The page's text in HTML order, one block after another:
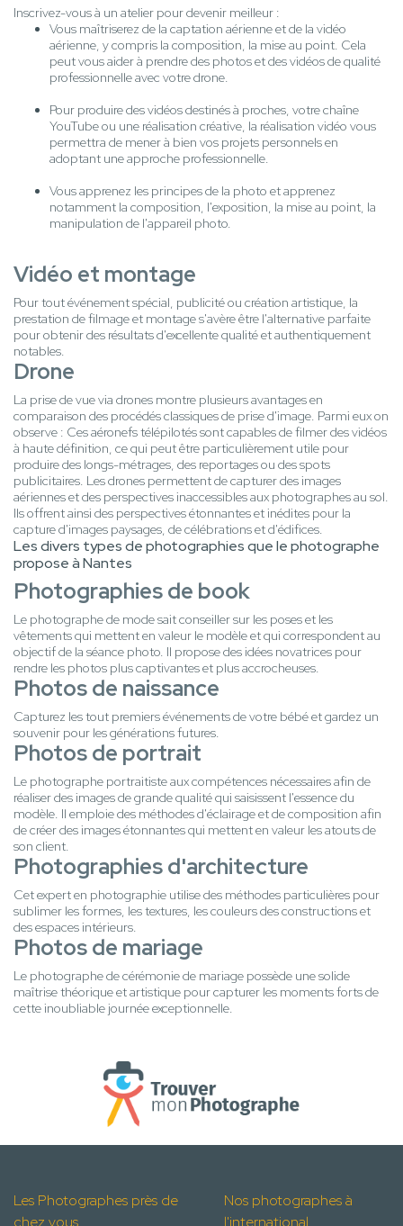
Inscrivez-vous à un atelier pour devenir meilleur :
Vous maîtriserez de la captation aérienne et de la vidéo
aérienne, y compris la composition, la mise au point. Cela
peut vous aider à prendre des photos et des vidéos de qualité
professionnelle avec votre drone.
Pour produire des vidéos destinés à proches, votre chaîne
YouTube ou une réalisation créative, la réalisation vidéo vous
permettra de mener à bien vos projets personnels en
adoptant une approche professionnelle.
Vous apprenez les principes de la photo et apprenez
notamment la composition, l'exposition, la mise au point, la
manipulation de l'appareil photo.
Vidéo et montage
Pour tout événement spécial, publicité ou création artistique, la
prestation de filmage et montage s'avère être l'alternative parfaite
pour obtenir des résultats d'excellente qualité et authentiquement
notables.
Drone
La prise de vue via drones montre plusieurs avantages en
comparaison des procédés classiques de prise d'image. Parmi eux on
observe : Ces aéronefs télépilotés sont capables de filmer des vidéos
à haute définition, ce qui peut être particulièrement utile pour
produire des longs-métrages, des reportages ou des spots
publicitaires. Les drones permettent de capturer des images
aériennes et des perspectives inaccessibles aux photographes au sol.
Ils offrent ainsi des perspectives étonnantes et inédites pour la
capture d'images paysages, de célébrations et d'édifices.
Les divers types de photographies que le photographe
propose à Nantes
Photographies de book
Le photographe de mode sait conseiller sur les poses et les
vêtements qui mettent en valeur le modèle et qui correspondent au
objectif de la séance photo. Il propose des idées novatrices pour
rendre les photos plus captivantes et plus accrocheuses.
Photos de naissance
Capturez les tout premiers événements de votre bébé et gardez un
souvenir pour les générations futures.
Photos de portrait
Le photographe portraitiste aux compétences nécessaires afin de
réaliser des images de grande qualité qui saisissent l'essence du
modèle. Il emploie des méthodes d'éclairage et de composition afin
de créer des images étonnantes qui mettent en valeur les atouts de
son client.
Photographies d'architecture
Cet expert en photographie utilise des méthodes particulières pour
sublimer les formes, les textures, les couleurs des constructions et
des espaces intérieurs.
Photos de mariage
Le photographe de cérémonie de mariage possède une solide
maîtrise théorique et artistique pour capturer les moments forts de
cette inoubliable journée exceptionnelle.
Les Photographes près de
chez vous
Nos photographes à
l'international